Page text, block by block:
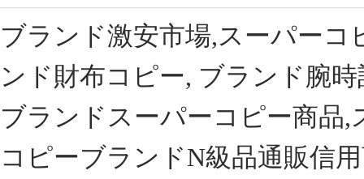
ブランド激安市場,スーパー
ンド財布コピー, ブランド腕
ブランドスーパーコピー商品
コピーブランドN級品通販信